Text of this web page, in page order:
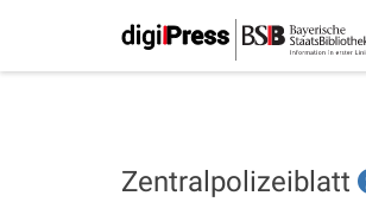
Zentralpolizeiblatt